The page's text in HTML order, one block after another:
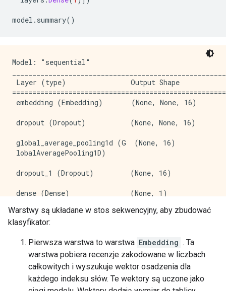
model . summary()
Model: "sequential"
Layer (type)                Output Shape
embedding (Embedding)       (None, None, 16)
dropout (Dropout)           (None, None,
global_average_pooling1d (G  (None, 16)
dropout_1 (Dropout)         (None, 16)
dense (Dense)               (None, 1)
Total params: 160,033
Non-trainable params: 0
Warstwy są układane w stos sekwencyjny, aby zbudować
klasyfikator:
Pierwsza warstwa to warstwa Embedding . Ta
warstwa pobiera recenzje zakodowane w liczbach
całkowitych i wyszukuje wektor osadzenia dla
każdego indeksu słów. Te wektory są uczone jako